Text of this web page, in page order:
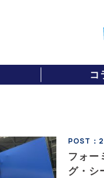
コ
POST：
フォー
グ・シ